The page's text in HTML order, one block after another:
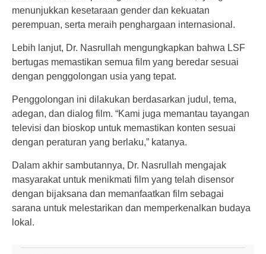
menunjukkan kesetaraan gender dan kekuatan
perempuan, serta meraih penghargaan internasional.
Lebih lanjut, Dr. Nasrullah mengungkapkan bahwa LSF
bertugas memastikan semua film yang beredar sesuai
dengan penggolongan usia yang tepat.
Penggolongan ini dilakukan berdasarkan judul, tema,
adegan, dan dialog film. “Kami juga memantau tayangan
televisi dan bioskop untuk memastikan konten sesuai
dengan peraturan yang berlaku,” katanya.
Dalam akhir sambutannya, Dr. Nasrullah mengajak
masyarakat untuk menikmati film yang telah disensor
dengan bijaksana dan memanfaatkan film sebagai
sarana untuk melestarikan dan memperkenalkan budaya
lokal.